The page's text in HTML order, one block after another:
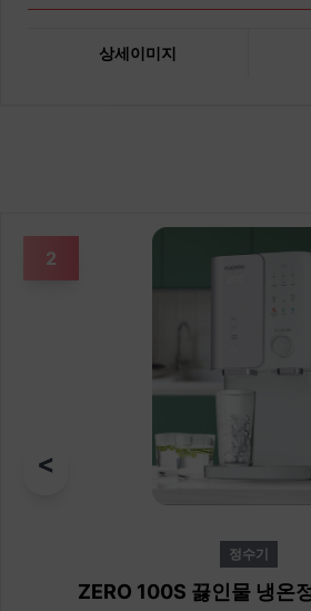
상세이미지
2
<
정수기
ZERO 100S 끓인물 냉온